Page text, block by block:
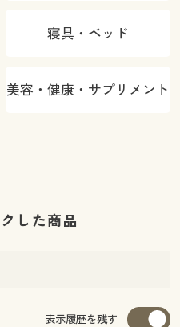
寝具・ベッド
美容・健康・サプリメント
した商品
表示履歴を残す